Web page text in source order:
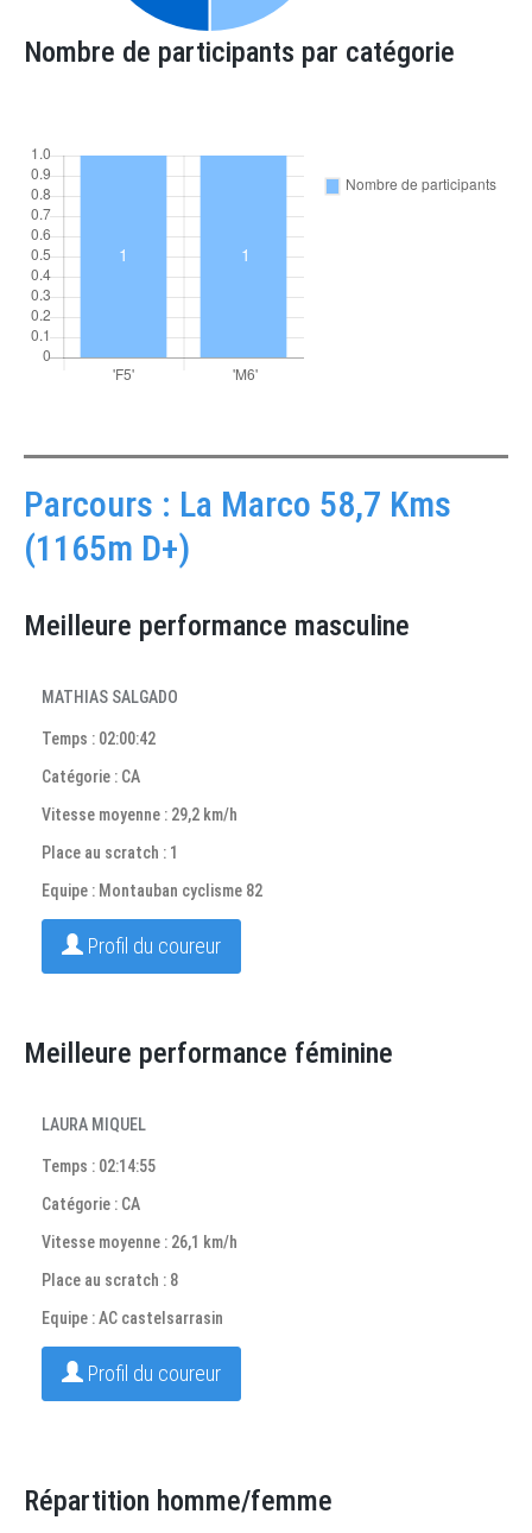
Nombre de participants par catégorie
Parcours : La Marco 58,7 Kms
(1165m D+)
Meilleure performance masculine
MATHIAS SALGADO
Temps : 02:00:42
Catégorie : CA
Vitesse moyenne : 29,2 km/h
Place au scratch : 1
Equipe : Montauban cyclisme 82
Profil du coureur
Meilleure performance féminine
LAURA MIQUEL
Temps : 02:14:55
Catégorie : CA
Vitesse moyenne : 26,1 km/h
Place au scratch : 8
Equipe : AC castelsarrasin
Profil du coureur
Répartition homme/femme